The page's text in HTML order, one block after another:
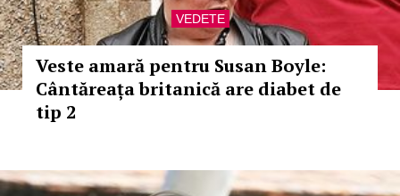
VEDETE
Veste amară pentru Susan Boyle:
Cântăreața britanică are diabet de
tip 2